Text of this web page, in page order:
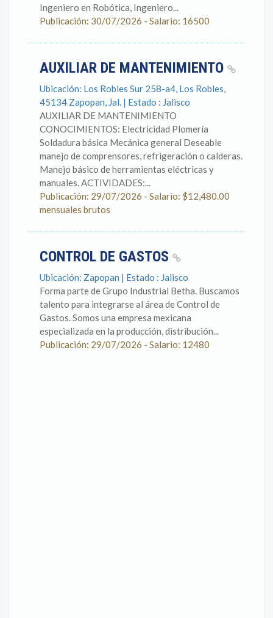
Ingeniero en Robótica, Ingeniero...
Publicación: 30/07/2026 - Salario: 16500
AUXILIAR DE MANTENIMIENTO
Ubicación: Los Robles Sur 258-a4, Los Robles,
45134 Zapopan, Jal. | Estado : Jalisco
AUXILIAR DE MANTENIMIENTO
CONOCIMIENTOS: Electricidad Plomería
Soldadura básica Mecánica general Deseable
manejo de comprensores, refrigeración o calderas.
Manejo básico de herramientas eléctricas y
manuales. ACTIVIDADES:...
Publicación: 29/07/2026 - Salario: $12,480.00
mensuales brutos
CONTROL DE GASTOS
Ubicación: Zapopan | Estado : Jalisco
Forma parte de Grupo Industrial Betha. Buscamos
talento para integrarse al área de Control de
Gastos. Somos una empresa mexicana
especializada en la producción, distribución...
Publicación: 29/07/2026 - Salario: 12480